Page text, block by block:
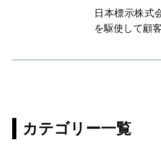
日本標示株式
を駆使して顧
カテゴリー一覧